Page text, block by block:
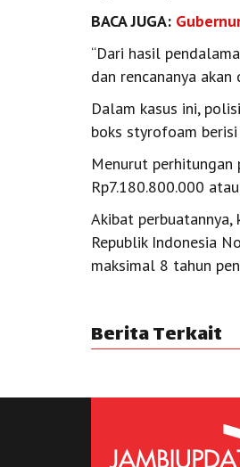
BACA JUGA:
“Dari hasil
dan rencananya akan
Dalam kasus ini,
boks styrofoam
Menurut
Rp7.180.800.000
Akibat
Republik Indonesia
maksimal 8 tahun
Berita Terkait